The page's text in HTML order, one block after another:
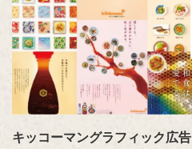
キッコーマングラフィック広告